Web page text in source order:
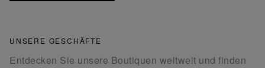
UNSERE GESCHÄFTE
Entdecken Sie unsere Boutiquen weltweit und finden